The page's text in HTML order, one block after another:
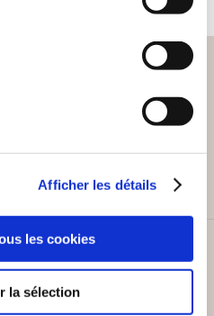
Afficher les détails
les cookies
la sélection